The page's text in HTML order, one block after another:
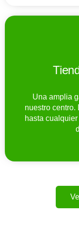
Una amplia
nuestro centro.
hasta